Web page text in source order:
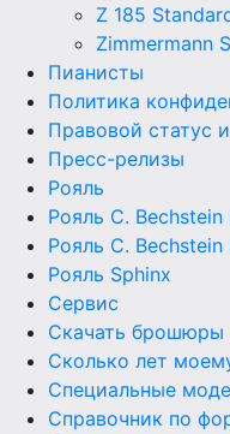
Z 185
Zimmermann
Пианисты
Политика
Правовой статус
Пресс-релизы
Рояль
Рояль C. Bechstein
Рояль C. Bechstein
Рояль Sphinx
Сервис
Скачать брошюры
Сколько лет
Специальные
Справочник по